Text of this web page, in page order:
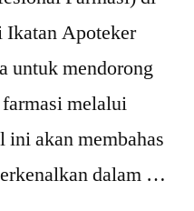
Ikatan Apoteker
untuk mendorong
melalui
akan membahas
dalam …